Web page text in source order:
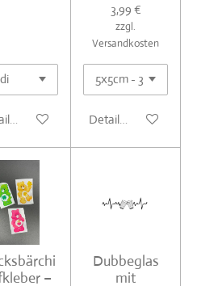
anzeigen
3,99 €
zzgl.
Versandkosten
Details anzeigen
–
Dubbeglas
mit